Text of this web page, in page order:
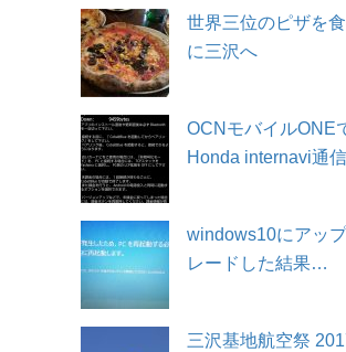
世界三位のピザを
に三沢へ
OCNモバイルONE
Honda internavi通信
windows10にアッ
レードした結果…
三沢基地航空祭